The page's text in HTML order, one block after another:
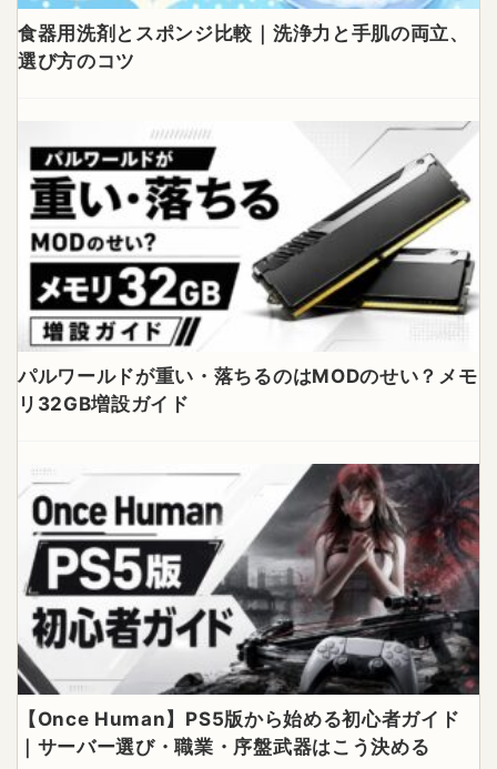
食器用洗剤とスポンジ比較｜洗浄力と手肌の両立、
選び方のコツ
パルワールドが重い・落ちるのはMODのせい？メモ
リ32GB増設ガイド
【Once Human】PS5版から始める初心者ガイド
｜サーバー選び・職業・序盤武器はこう決める